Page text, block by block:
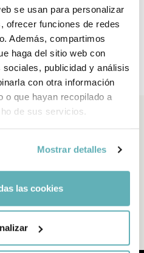
se usan para personalizar
ofrecer funciones de redes
Además, compartimos
haga del sitio web con
publicidad y análisis
con otra información
o que hayan recopilado a
de sus servicios.
Mostrar detalles
las cookies
viabilitats tècniques i
projecte. Treballem
claredat abans d’invertir i
decisions amb criteri
similars